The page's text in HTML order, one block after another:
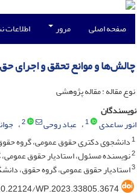
صفحه اصلی مرور اطلاعات
چالش‌ها و موانع تحقق و
نوع مقاله : مقاله پژوهشی
نویسندگان
انور ساعدی
1 عباد روحی 2
1دانشجوی دکتری حقوق عمومی، گروه
2نویسنده مسئول، استادیار حقوق
3استادیار حقوق عمومی، گروه حقوق،
WP.2023.33805.3674